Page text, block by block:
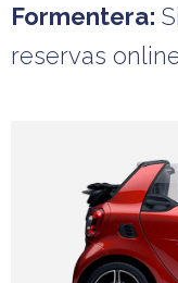
Formentera:
reservas